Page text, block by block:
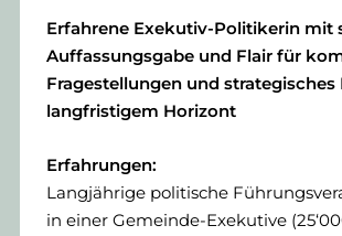
Erfahrene Exekutiv-Politikerin mit
Auffassungsgabe und Flair für
Fragestellungen und
langfristigem Horizont
Erfahrungen:
Langjährige politische
in einer Gemeinde-Exekutive